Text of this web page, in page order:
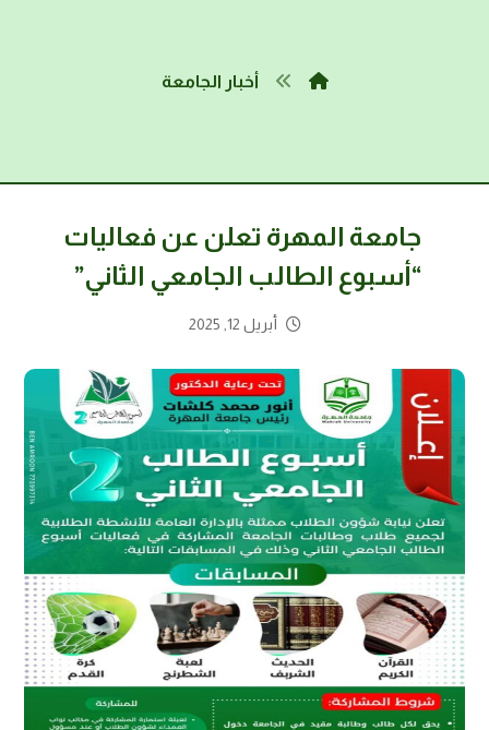
أخبار الجامعة
جامعة المهرة تعلن عن فعاليات
“أسبوع الطالب الجامعي الثاني”
أبريل 12, 2025